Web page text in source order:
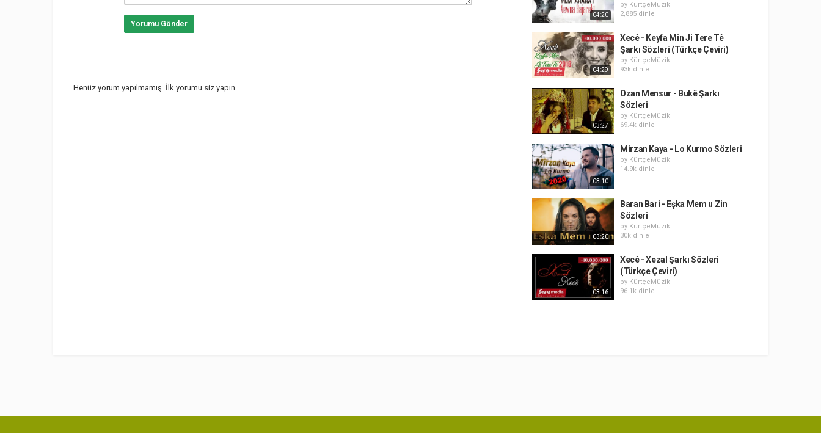
Yorumu Gönder
Henüz yorum yapılmamış. İlk yorumu siz yapın.
04:20
by KürtçeMüzik
2,885 dinle
04:29
Xecê - Keyfa Min Ji Tere Tê
Şarkı Sözleri (Türkçe Çeviri)
by KürtçeMüzik
93k dinle
03:27
Ozan Mensur - Bukê Şarkı
Sözleri
by KürtçeMüzik
69.4k dinle
03:10
Mirzan Kaya - Lo Kurmo Sözleri
by KürtçeMüzik
14.9k dinle
03:20
Baran Bari - Eşka Mem u Zin
Sözleri
by KürtçeMüzik
30k dinle
03:16
Xecê - Xezal Şarkı Sözleri
(Türkçe Çeviri)
by KürtçeMüzik
96.1k dinle